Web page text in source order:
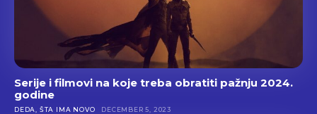
Serije i filmovi na koje treba obratiti pažnju 2024.
godine
DEDA, ŠTA IMA NOVO DECEMBER 5, 2023